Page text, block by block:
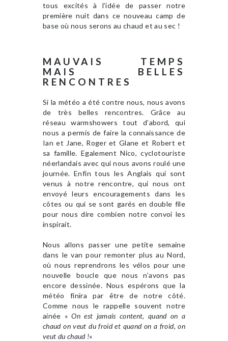
tous excités à l’idée de passer notre
première nuit dans ce nouveau camp de
base où nous serons au chaud et au sec !
MAUVAIS TEMPS
MAIS BELLES
RENCONTRES
Si la météo a été contre nous, nous avons
de très belles rencontres. Grâce au
réseau warmshowers tout d’abord, qui
nous a permis de faire la connaissance de
Ian et Jane, Roger et Glane et Robert et
sa famille. Egalement Nico, cyclotouriste
néerlandais avec qui nous avons roulé une
journée. Enfin tous les Anglais qui sont
venus à notre rencontre, qui nous ont
envoyé leurs encouragements dans les
côtes ou qui se sont garés en double file
pour nous dire combien notre convoi les
inspirait.
Nous allons passer une petite semaine
dans le van pour remonter plus au Nord,
où nous reprendrons les vélos pour une
nouvelle boucle que nous n’avons pas
encore dessinée. Nous espérons que la
météo finira par être de notre côté.
Comme nous le rappelle souvent notre
ainée «On est jamais content, quand on a
chaud on veut du froid et quand on a froid, on
veut du chaud !«